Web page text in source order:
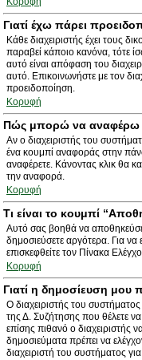
Γιατί έχω πάρει
Κάθε διαχειριστής έχει τους
παραβεί κάποιο κανόνα, τότε
αυτό είναι απόφαση του
αυτό. Επικοινωνήστε με τον
προειδοποίηση.
Κορυφή
Πώς μπορώ να αναφέρω
Αν ο διαχειριστής του
ένα κουμπί αναφοράς στην
αναφέρετε. Κάνοντας κλικ θα
την αναφορά.
Κορυφή
Τι είναι το κουμπί
Αυτό σας βοηθά να
δημοσιεύσετε αργότερα. Για
επισκεφθείτε τον Πίνακα
Κορυφή
Γιατί η δημοσίευση μου
Ο διαχειριστής του
της Δ. Συζήτησης που θέλετε
επίσης πιθανό ο διαχειριστής
δημοσιεύματα πρέπει να
διαχειριστή του συστήματος